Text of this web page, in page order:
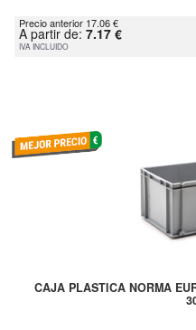
Precio anterior 17.06 €
A partir de: 7.17 €
IVA INCLUIDO
CAJA PLASTICA NORMA